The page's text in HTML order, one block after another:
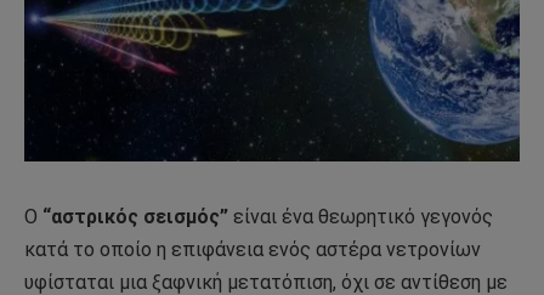
Ο “αστρικός σεισμός” είναι ένα θεωρητικό γεγονός
κατά το οποίο η επιφάνεια ενός αστέρα νετρονίων
υφίσταται μια ξαφνική μετατόπιση, όχι σε αντίθεση με